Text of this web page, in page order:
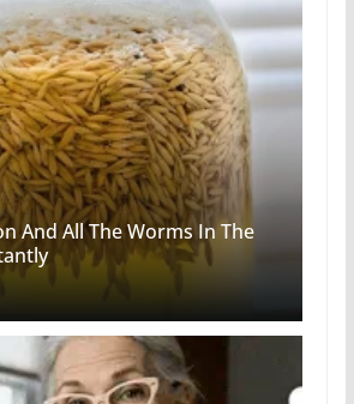
And All The Worms In The